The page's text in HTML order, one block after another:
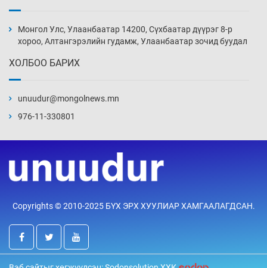
8 цаг 42 мин
хэмжээг шинэчлэн тогтоох нь
9 цаг 42 мин
мөнгө, хүрэл медаль хүртэв
10 цаг 8 мин
Нөөцийн махны худалдаа, борлуулалтыг
Монгол Улс, Улаанбаатар 14200, Сүхбаатар дүүрэг 8-р
хороо, Алтангэрэлийн гудамж, Улаанбаатар зочид буудал
ХОЛБОО БАРИХ
unuudur@mongolnews.mn
976-11-330801
Copyrights © 2010-2025 БҮХ ЭРХ ХУУЛИАР ХАМГААЛАГДСАН.